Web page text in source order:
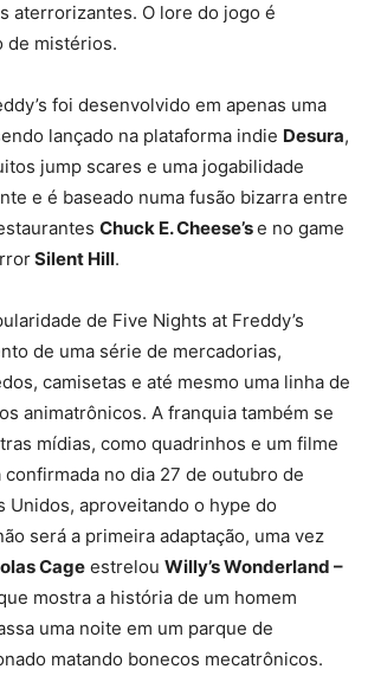
aterrorizantes. O lore do jogo é
de mistérios.
foi desenvolvido em apenas uma
lançado na plataforma indie Desura,
jump scares e uma jogabilidade
e é baseado numa fusão bizarra entre
Chuck E. Cheese’se no game
Silent Hill.
de Five Nights at Freddy’s
de uma série de mercadorias,
camisetas e até mesmo uma linha de
animatrônicos. A franquia também se
mídias, como quadrinhos e um filme
no dia 27 de outubro de
Unidos, aproveitando o hype do
será a primeira adaptação, uma vez
Cage estrelou Willy’s Wonderland –
mostra a história de um homem
uma noite em um parque de
matando bonecos mecatrônicos.